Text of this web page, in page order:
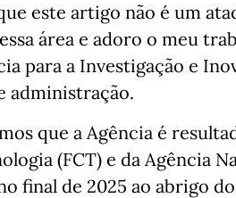
este artigo não é um
área e adoro o meu
para a Investigação e
administração.
que a Agência é
(FCT) e da Agência
final de 2025 ao abrigo do